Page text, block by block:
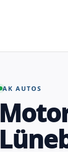
AK AUTOS